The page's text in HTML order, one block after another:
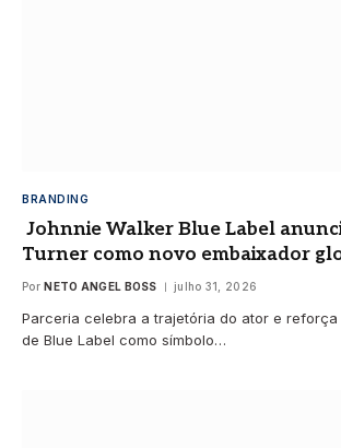
BRANDING
Johnnie Walker Blue Label
Turner como novo embaixador
Por NETO ANGEL BOSS julho 31, 2026
Parceria celebra a trajetória do ator e
de Blue Label como símbolo…